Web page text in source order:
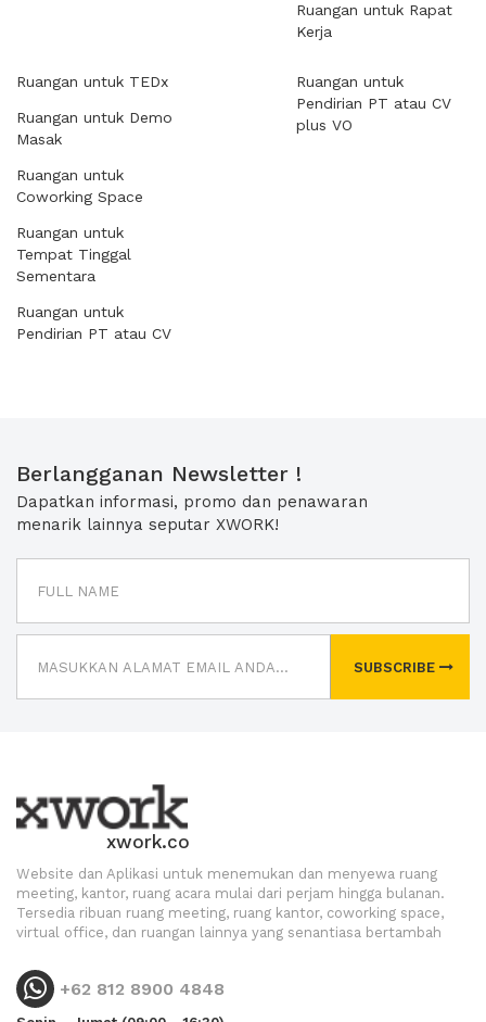
Ruangan untuk Rapat
Kerja
Ruangan untuk TEDx
Ruangan untuk Demo
Masak
Ruangan untuk
Coworking Space
Ruangan untuk
Tempat Tinggal
Sementara
Ruangan untuk
Pendirian PT atau CV
Ruangan untuk
Pendirian PT atau CV
plus VO
Berlangganan Newsletter !
Dapatkan informasi, promo dan penawaran
menarik lainnya seputar XWORK!
SUBSCRIBE
xwork.co
Website dan Aplikasi untuk menemukan dan menyewa ruang
meeting, kantor, ruang acara mulai dari perjam hingga bulanan.
Tersedia ribuan ruang meeting, ruang kantor, coworking space,
virtual office, dan ruangan lainnya yang senantiasa bertambah
+62 812 8900 4848